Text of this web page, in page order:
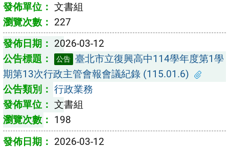
文書組
227
2026-03-12
公告 臺北市立復興高中114學年度第1學
期第13次行政主管會報會議紀錄 (115.01.6)
行政業務
文書組
198
2026-03-12